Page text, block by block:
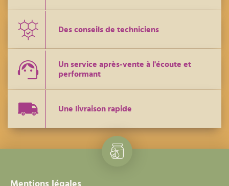
Des conseils de techniciens
Un service après-vente à l'écoute et
performant
Une livraison rapide
Mentions légales